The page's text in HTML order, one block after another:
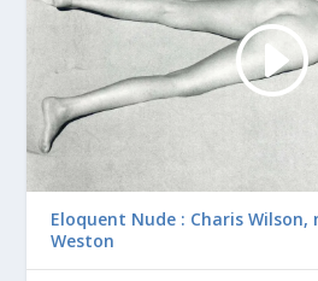
Eloquent Nude : Charis Wilson,
Weston